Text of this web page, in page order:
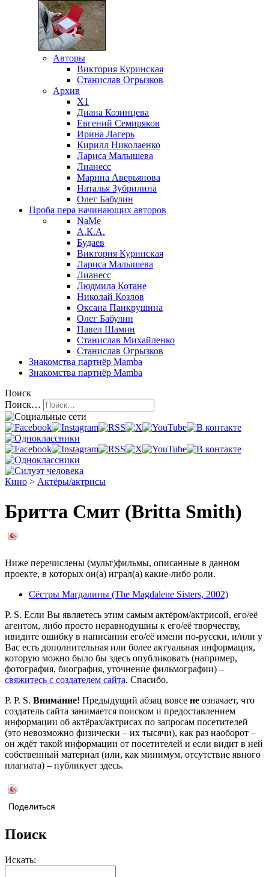
Авторы
Виктория Куринская
Станислав Огрызков
Архив
X1
Диана Козинцева
Евгений Семиряков
Ирина Лагерь
Кирилл Николаенко
Лариса Малышева
Лианесс
Марина Аверьянова
Наталья Зубрилина
Олег Бабулин
Проба пера начинающих авторов
NaMe
А.К.А.
Будаев
Виктория Куринская
Лариса Малышева
Лианесс
Людмила Котане
Николай Козлов
Оксана Панкрушина
Олег Бабулин
Павел Шамин
Станислав Михайленко
Станислав Огрызков
Знакомства партнёр Mamba
Знакомства партнёр Mamba
Поиск
Поиск…
Кино > Актёры/актрисы
Бритта Смит (Britta Smith)
Ниже перечислены (мульт)фильмы, описанные в данном
проекте, в которых он(а) играл(а) какие-либо роли.
Сёстры Магдалины (The Magdalene Sisters, 2002)
P. S. Если Вы являетесь этим самым актёром/актрисой, его/её
агентом, либо просто неравнодушны к его/её творчеству,
ивидите ошибку в написании его/её имени по-русски, и/или у
Вас есть дополнительная или более актуальная информация,
которую можно было бы здесь опубликовать (например,
фотография, биография, уточнение фильмографии) –
свяжитесь с создателем сайта. Спасибо.
P. P. S. Внимание! Предыдущий абзац вовсе не означает, что
создатель сайта занимается поиском и предоставлением
информации об актёрах/актрисах по запросам посетителей
(это невозможно физически – их тысячи), как раз наоборот –
он ждёт такой информации от посетителей и если видит в ней
собственный материал (или, как минимум, отсутствие явного
плагиата) – публикует здесь.
Поделиться
Поиск
Искать: